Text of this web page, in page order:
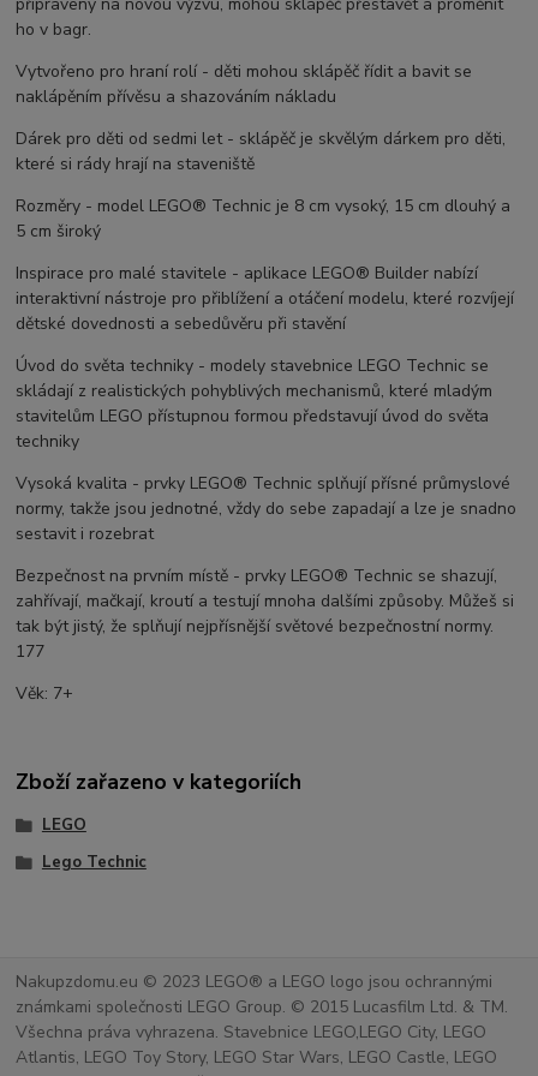
ho v bagr.
Vytvořeno pro hraní rolí - děti mohou sklápěč řídit a bavit se
naklápěním přívěsu a shazováním nákladu
Dárek pro děti od sedmi let - sklápěč je skvělým dárkem pro děti,
které si rády hrají na staveniště
Rozměry - model LEGO® Technic je 8 cm vysoký, 15 cm dlouhý a
5 cm široký
Inspirace pro malé stavitele - aplikace LEGO® Builder nabízí
interaktivní nástroje pro přiblížení a otáčení modelu, které rozvíjejí
dětské dovednosti a sebedůvěru při stavění
Úvod do světa techniky - modely stavebnice LEGO Technic se
skládají z realistických pohyblivých mechanismů, které mladým
stavitelům LEGO přístupnou formou představují úvod do světa
techniky
Vysoká kvalita - prvky LEGO® Technic splňují přísné průmyslové
normy, takže jsou jednotné, vždy do sebe zapadají a lze je snadno
sestavit i rozebrat
Bezpečnost na prvním místě - prvky LEGO® Technic se shazují,
zahřívají, mačkají, kroutí a testují mnoha dalšími způsoby. Můžeš si
tak být jistý, že splňují nejpřísnější světové bezpečnostní normy.
177
Věk: 7+
Zboží zařazeno v kategoriích
LEGO
Lego Technic
Nakupzdomu.eu © 2023 LEGO® a LEGO logo jsou ochrannými
známkami společnosti LEGO Group. © 2015 Lucasfilm Ltd. & TM.
Všechna práva vyhrazena. Stavebnice LEGO,LEGO City, LEGO
Atlantis, LEGO Toy Story, LEGO Star Wars, LEGO Castle, LEGO